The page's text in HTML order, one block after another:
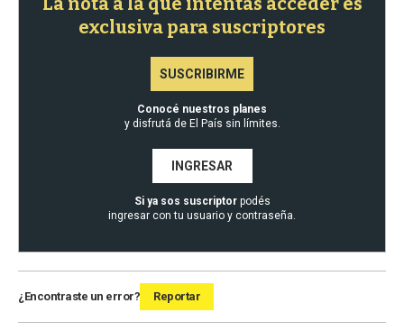
exclusiva para suscriptores
SUSCRIBIRME
Conocé nuestros planes
y disfrutá de El País sin límites.
INGRESAR
Si ya sos suscriptorpodés
ingresar con tu usuario y contraseña.
¿Encontraste un error? Reportar